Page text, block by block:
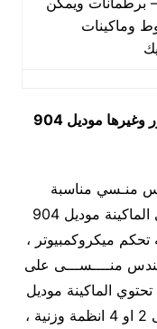
وماكينات
وغيرها
موديل 904
ماركة المهندس منـسي مناسبة
للتعبئة الوزنية للحبوب والبودر ، تحتوي الماكينة موديل 904
ميكروكمبيوتر ،
904 ماركة المهندس منــــســـى على
تحتوي الماكينة موديل
904 ماركة المهندس منـــســـــى على 2 او 4 انظمة وزنية ،